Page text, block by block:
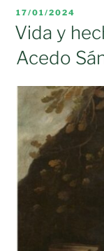
PUBLICADO
17/01/2024
Vida y
Acedo